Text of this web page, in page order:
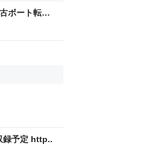
ボート転覆
録予定 http..